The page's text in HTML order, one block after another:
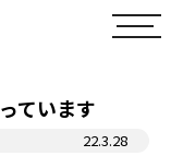
toggle
ています
22.3.28